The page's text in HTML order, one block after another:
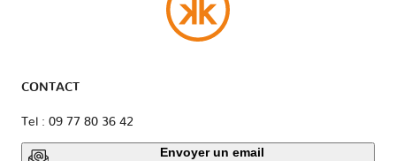
CONTACT
Tel : 09 77 80 36 42
Envoyer un email